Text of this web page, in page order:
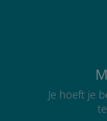
Je hoeft je